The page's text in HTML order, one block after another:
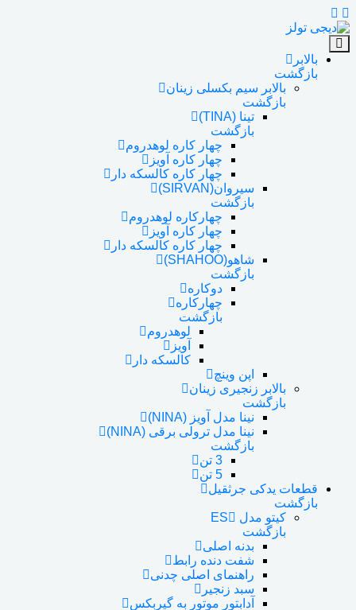
بالابر
بازگشت
بالابر سیم بکسلی زینان
بازگشت
تینا (TINA)
بازگشت
چهار کاره لوهدروم
چهار کاره آویز
چهار کاره کالسکه دار
سیروان(SIRVAN)
بازگشت
چهارکاره لوهدروم
چهار کاره آویز
چهار کاره کالسکه دار
شاهو(SHAHOO)
بازگشت
دوکاره
چهارکاره
بازگشت
لوهدروم
آویز
کالسکه دار
اپن وینچ
بالابر زنجیری زینان
بازگشت
نینا مدل آویز (NINA)
نینا مدل ترولی برقی (NINA)
بازگشت
3 تن
5 تن
قطعات یدکی جرثقیل
بازگشت
کیتو مدل ES
بازگشت
بدنه اصلی
شفت دنده رابط
راهنمای اصلی چدنی
سبد زنجیر
آدابتور موتور به گیربکس